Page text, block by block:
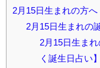
2月15日生まれの方へ
2月15日生まれの
2月15日生ま
く誕生日占い